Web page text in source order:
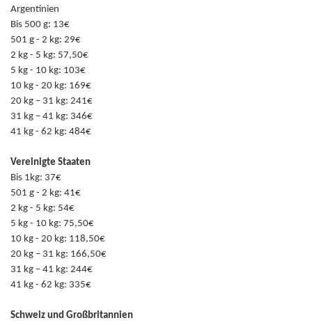
Argentinien
Bis 500 g: 13€
501 g - 2 kg: 29€
2 kg - 5 kg: 57,50€
5 kg - 10 kg: 103€
10 kg - 20 kg: 169€
20 kg – 31 kg: 241€
31 kg – 41 kg: 346€
41 kg - 62 kg: 484€
Vereinigte Staaten
Bis 1kg: 37€
501 g - 2 kg: 41€
2 kg - 5 kg: 54€
5 kg - 10 kg: 75,50€
10 kg - 20 kg: 118,50€
20 kg – 31 kg: 166,50€
31 kg – 41 kg: 244€
41 kg - 62 kg: 335€
Schweiz und Großbritannien